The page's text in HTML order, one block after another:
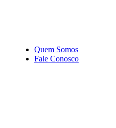
Quem Somos
Fale Conosco